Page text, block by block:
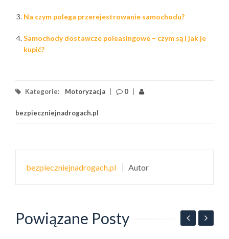
Na czym polega przerejestrowanie samochodu?
Samochody dostawcze poleasingowe – czym są i jak je
kupić?
Kategorie: Motoryzacja 0
bezpieczniejnadrogach.pl
bezpieczniejnadrogach.pl Autor
Powiązane Posty